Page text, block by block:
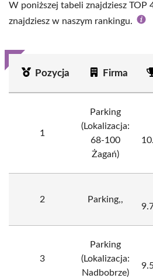
W poniższej tabeli znajdziesz TOP
znajdziesz w naszym rankingu.
Pozycja Firma
1
Parking
(Lokalizacja:
68-100
Żagań)
2 Parking,,
3
Parking
(Lokalizacja:
Nadbobrze)